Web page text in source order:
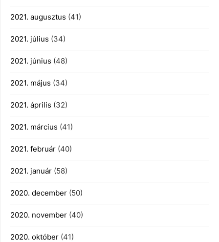
2021. augusztus (41)
2021. július (34)
2021. június (48)
2021. május (34)
2021. április (32)
2021. március (41)
2021. február (40)
2021. január (58)
2020. december (50)
2020. november (40)
2020. október (41)